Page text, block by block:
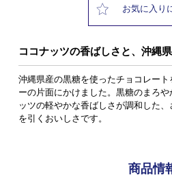
お気に入り
ココナッツの香ばしさと、沖縄
沖縄県産の黒糖を使ったチョコレー
ーの片面にかけました。黒糖のまろ
ッツの軽やかな香ばしさが調和した
を引くおいしさです。
商品情